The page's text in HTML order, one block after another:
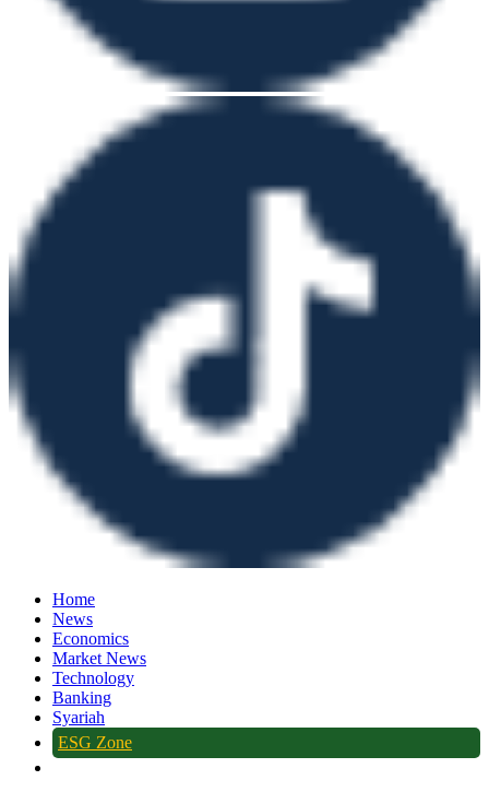
Home
News
Economics
Market News
Technology
Banking
Syariah
ESG Zone